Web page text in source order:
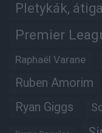
Pletykák,
Premier
Raphaël Varane
Ruben Amorim
Ryan Giggs